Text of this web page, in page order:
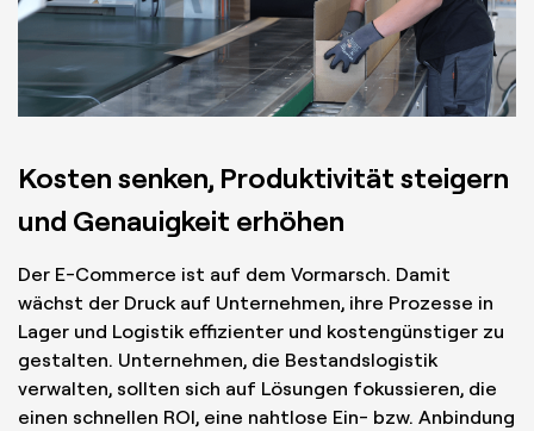
Kosten senken, Produktivität steigern
und Genauigkeit erhöhen
Der E-Commerce ist auf dem Vormarsch. Damit
wächst der Druck auf Unternehmen, ihre Prozesse in
Lager und Logistik effizienter und kostengünstiger zu
gestalten. Unternehmen, die Bestandslogistik
verwalten, sollten sich auf Lösungen fokussieren, die
einen schnellen ROI, eine nahtlose Ein- bzw. Anbindung